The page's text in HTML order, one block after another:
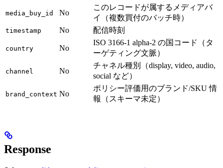
media_buy_id No
このレコードが属するメディアバ
イ（複数買付のバッチ時）
timestamp No 配信時刻
country No
ISO 3166-1 alpha-2 の国コード（タ
ーゲティング文脈）
channel No
チャネル種別（display, video, audio,
social など）
brand_context No
ポリシー評価用のブランド/SKU 情
報（スキーマ未定）
Response